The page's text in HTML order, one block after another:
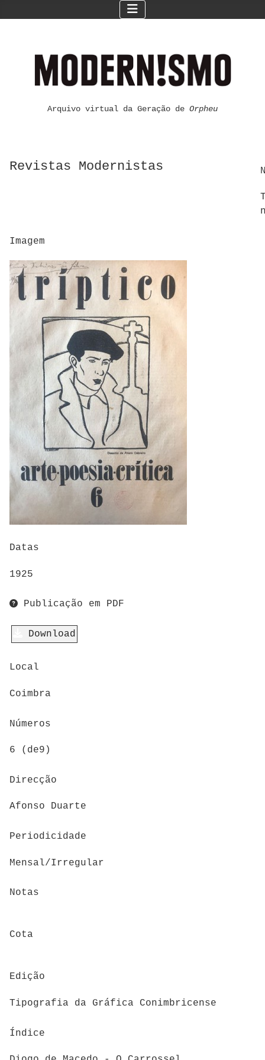
Arquivo virtual da Geração de Orpheu
Revistas Modernistas
Imagem
Datas
1925
Publicação em PDF
Download
Local
Coimbra
Números
6 (de9)
Direcção
Afonso Duarte
Periodicidade
Mensal/Irregular
Notas
Cota
Edição
Tipografia da Gráfica Conimbricense
Índice